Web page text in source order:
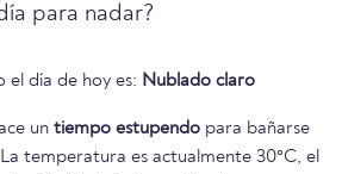
para nadar?
el día de hoy es: Nublado claro
un tiempo estupendo para bañarse
temperatura es actualmente 30°C, el